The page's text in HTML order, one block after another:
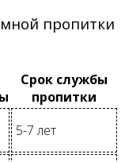
пропитки
Срок службы
пропитки
5-7 лет